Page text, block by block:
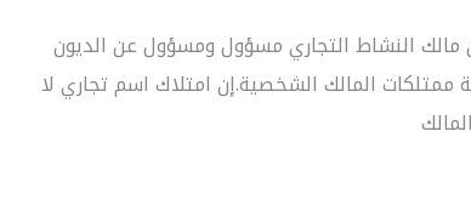
مالك النشاط التجاري مسؤول ومسؤول عن الديون
ممتلكات المالك الشخصية.إن امتلاك اسم تجاري لا